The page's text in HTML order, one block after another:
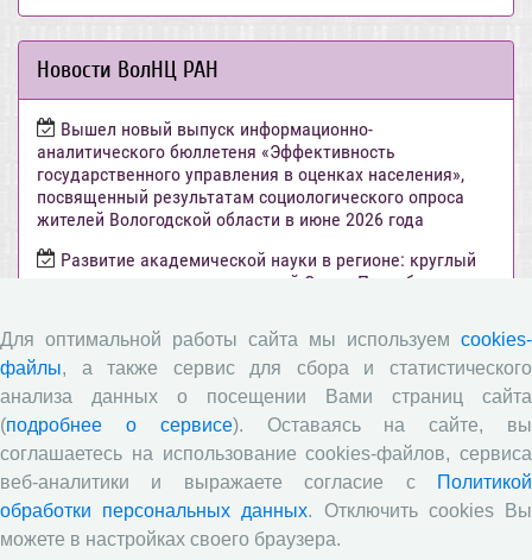
Новости ВолНЦ РАН
Вышел новый выпуск информационно-
аналитического бюллетеня «Эффективность
государственного управления в оценках населения»,
посвященный результатам социологического опроса
жителей Вологодской области в июне 2026 года
Развитие академической науки в регионе: круглый
стол с участием представителей Санкт‑Петербурга и
ВолНЦ РАН традиционно принял участие в очередной
сессии Российско-французского научного семинара (г.
Москва, ИНП РАН)
Председатель Совета молодых ученых ВолНЦ РАН
приняла участие в XIV Всероссийском съезде советов
молодых ученых и студенческих научных обществ (г.
Москва)
Журнал «Экономические и социальные перемены:
Для оптимальной работы сайта мы используем cookies-
файлы, а также сервис для сбора и статистического
анализа данных о посещении Вами страниц сайта
(подробнее о сервисе). Оставаясь на сайте, вы
соглашаетесь на использование cookies-файлов, сервиса
веб-аналитики и выражаете согласие с
Политикой
обработки персональных данных. Отключить cookies Вы
можете в настройках своего браузера.